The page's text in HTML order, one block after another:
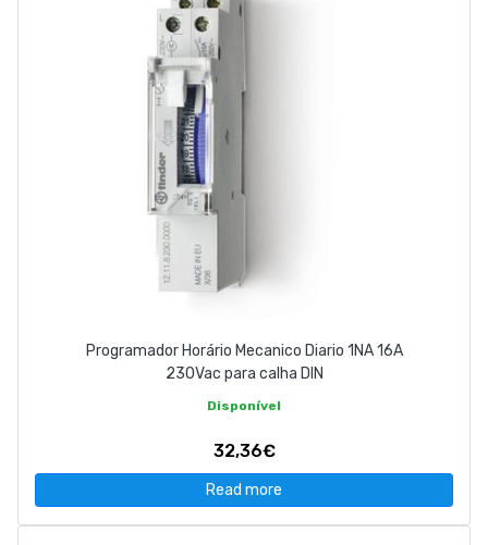
Programador Horário Mecanico Diario 1NA 16A
230Vac para calha DIN
Disponível
32,36€
Read more